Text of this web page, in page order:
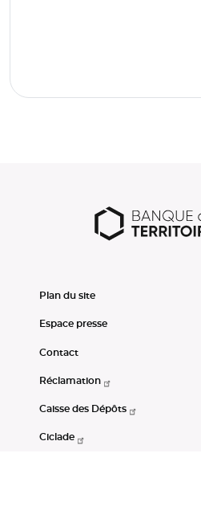
Plan du site
Espace presse
Contact
Réclamation
Caisse des Dépôts
Ciclade